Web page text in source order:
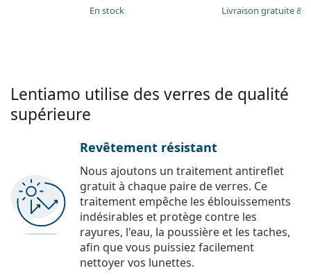
en stock Livraison gratuite&
Lentiamo utilise des verres de qualité
supérieure
Revêtement résistant
Nous ajoutons un traitement antireflet
gratuit à chaque paire de verres. Ce
traitement empêche les éblouissements
indésirables et protège contre les
rayures, l'eau, la poussière et les taches,
afin que vous puissiez facilement
nettoyer vos lunettes.